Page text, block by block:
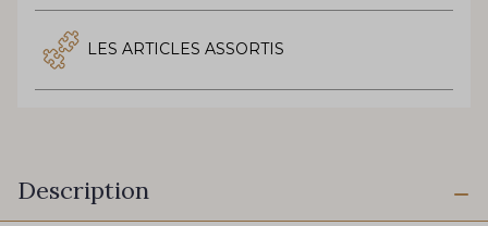
LES ARTICLES ASSORTIS
Description